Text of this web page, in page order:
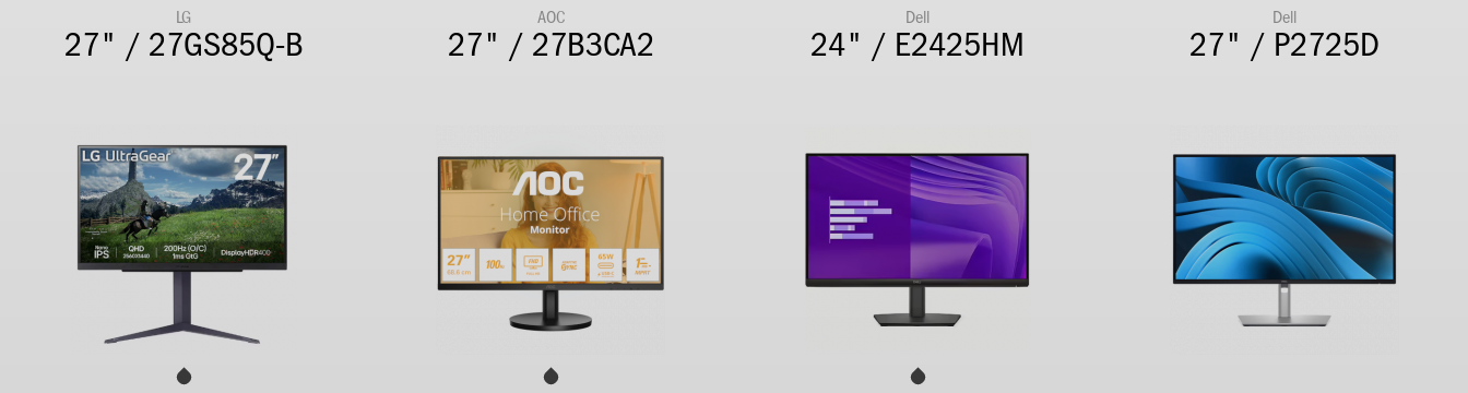
LG
27" / 27GS85Q-B
AOC
27" / 27B3CA2
Dell
24" / E2425HM
Dell
27" / P2725D